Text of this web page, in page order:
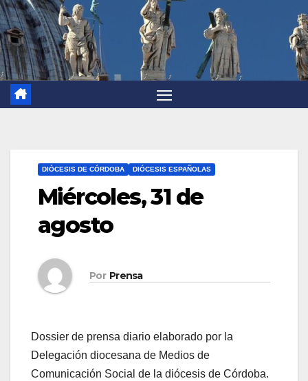
DIÓCESIS DE CÓRDOBA DIÓCESIS ESPAÑOLAS
Miércoles, 31 de
agosto
Por Prensa
Dossier de prensa diario elaborado por la
Delegación diocesana de Medios de
Comunicación Social de la diócesis de Córdoba.